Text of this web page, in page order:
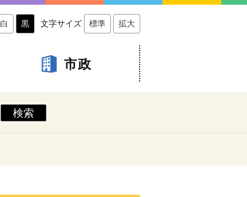
白 黒 文字サイズ 標準 拡大
市政